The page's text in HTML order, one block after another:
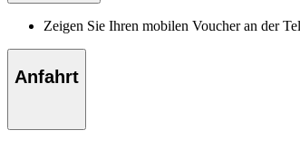
Zeigen Sie Ihren mobilen Voucher an der
Anfahrt